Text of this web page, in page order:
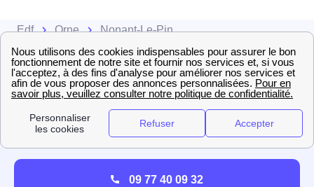
Edf Orne Nonant-Le-Pin
09 77 40 09 32